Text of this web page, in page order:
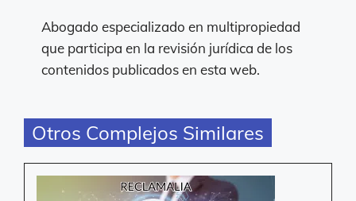
Abogado especializado en multipropiedad
que participa en la revisión jurídica de los
contenidos publicados en esta web.
Otros Complejos Similares